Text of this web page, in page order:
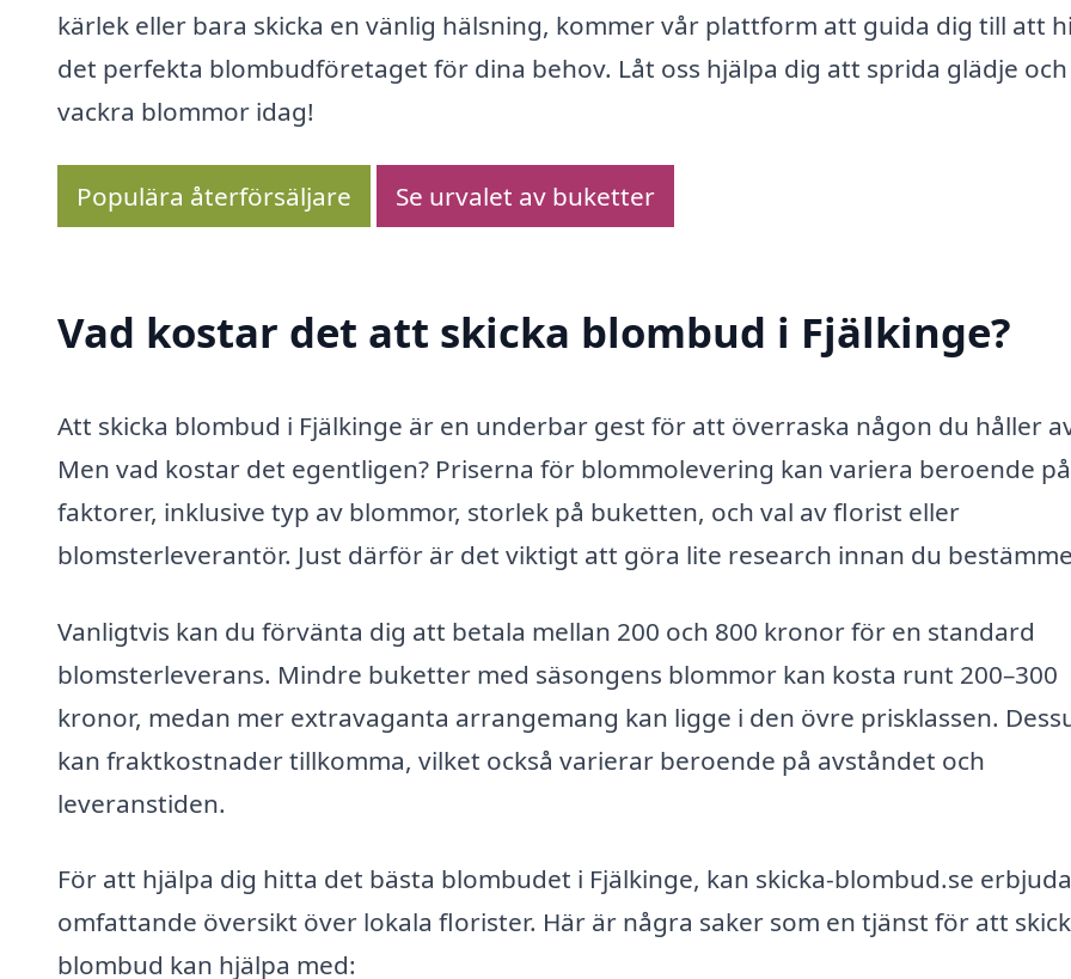
kärlek eller bara skicka en vänlig hälsning, kommer vår plattform att guida dig till att
det perfekta blombudföretaget för dina behov. Låt oss hjälpa dig att sprida glädje och
vackra blommor idag!
Populära återförsäljare Se urvalet av buketter
Vad kostar det att skicka blombud i Fjälkinge?
Att skicka blombud i Fjälkinge är en underbar gest för att överraska någon du håller
Men vad kostar det egentligen? Priserna för blommolevering kan variera beroende
faktorer, inklusive typ av blommor, storlek på buketten, och val av florist eller
blomsterleverantör. Just därför är det viktigt att göra lite research innan du
Vanligtvis kan du förvänta dig att betala mellan 200 och 800 kronor för en standard
blomsterleverans. Mindre buketter med säsongens blommor kan kosta runt 200–300
kronor, medan mer extravaganta arrangemang kan ligge i den övre prisklassen.
kan fraktkostnader tillkomma, vilket också varierar beroende på avståndet och
leveranstiden.
För att hjälpa dig hitta det bästa blombudet i Fjälkinge, kan skicka-blombud.se
omfattande översikt över lokala florister. Här är några saker som en tjänst för att
blombud kan hjälpa med: